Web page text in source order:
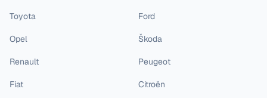
Toyota Ford
Opel Škoda
Renault Peugeot
Fiat Citroën